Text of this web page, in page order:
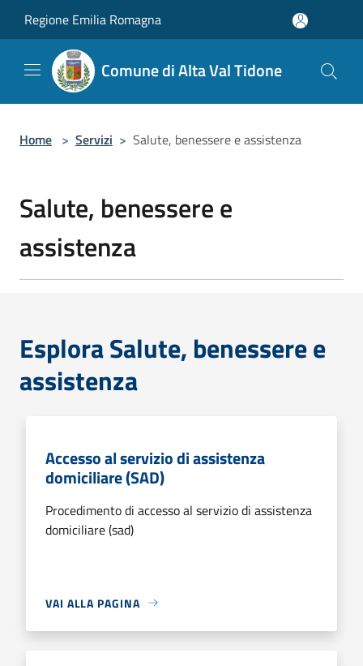
Regione Emilia Romagna
Comune di Alta Val Tidone
Home > Servizi > Salute, benessere e assistenza
Salute, benessere e
assistenza
Esplora Salute, benessere e
assistenza
Accesso al servizio di assistenza
domiciliare (SAD)
Procedimento di accesso al servizio di assistenza
domiciliare (sad)
VAI ALLA PAGINA